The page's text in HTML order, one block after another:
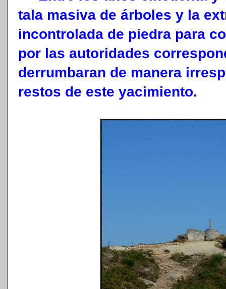
tala masiva de árboles y la
incontrolada de piedra para
por las autoridades
derrumbaran de manera
restos de este yacimiento.